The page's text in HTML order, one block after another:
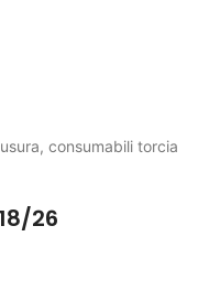
consumabili torcia
26